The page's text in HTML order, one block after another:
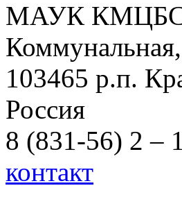
МАУК
103465 р.п.
Россия
8 (831-56) 2 –
контакт